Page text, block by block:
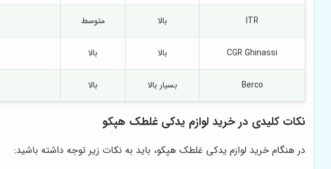
ITR بالا متوسط
CGR Ghinassi بالا بالا
Berco بسیار بالا بالا
نکات کلیدی در خرید لوازم یدکی غلطک هپکو
در هنگام خرید لوازم یدکی غلطک هپکو، باید به نکات زیر توجه داشته باشید: